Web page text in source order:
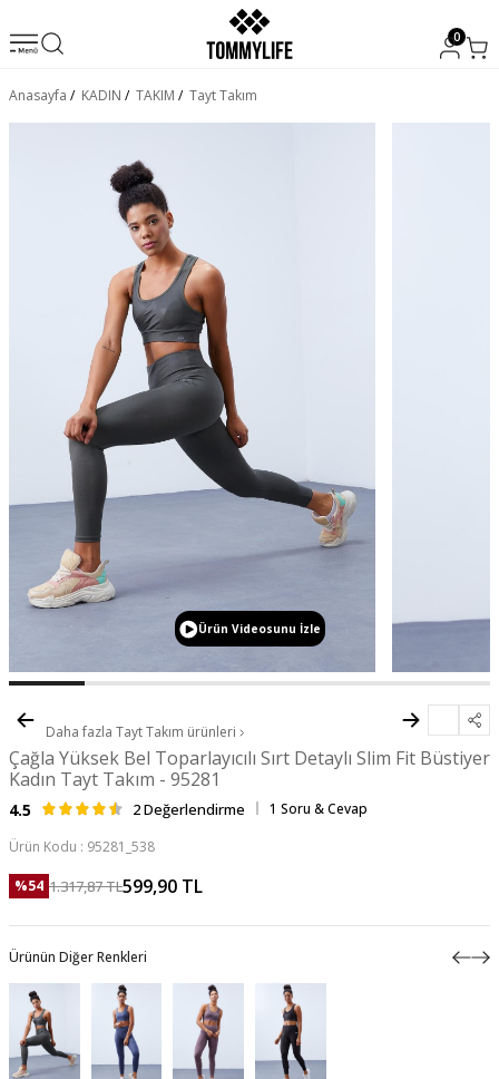
0
Anasayfa / KADIN / TAKIM / Tayt Takım
Ürün Videosunu İzle
Daha fazla Tayt Takım ürünleri
Çağla Yüksek Bel Toparlayıcılı Sırt Detaylı Slim Fit Büstiyer
Kadın Tayt Takım - 95281
4.5 2 Değerlendirme
1 Soru & Cevap
Ürün Kodu : 95281_538
%54 1.317,87TL599,90 TL
Ürünün Diğer Renkleri